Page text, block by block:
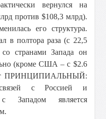
вернулся на
против $108,3 млрд).
его структура.
в полтора раза (с 22,5
странами Запада он
(кроме США – с $2.6
ПРИНЦИПИАЛЬНЫЙ:
связей с Россией и
Западом является